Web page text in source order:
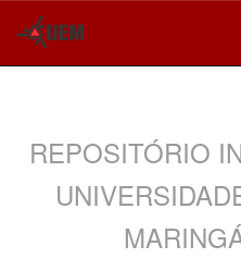
REPOSITÓRIO